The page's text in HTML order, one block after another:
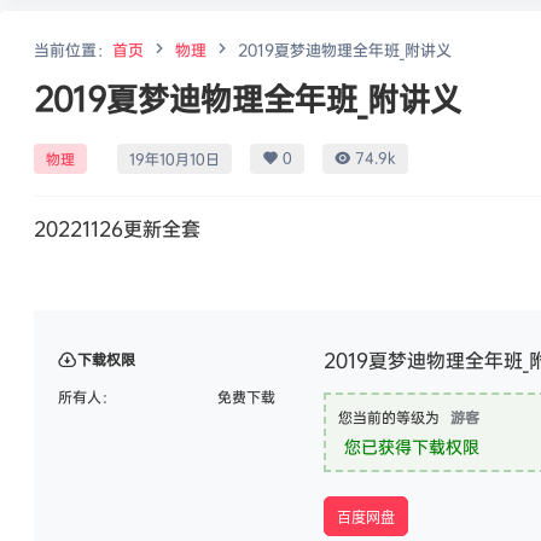
当前位置： 首页 物理 2019夏梦迪物理全年班_附讲义
2019夏梦迪物理全年班_附讲义
物理 19年10月10日 0 74.9k
20221126更新全套
下载权限
所有人：
免费下载
2019夏梦迪物理全年班_
您当前的等级为 游客
您已获得下载权限
百度网盘